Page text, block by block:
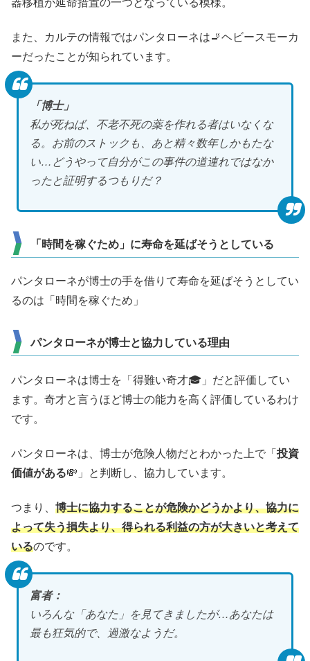
器移植が延命措置の一つとなっている模様。
また、カルテの情報ではパンタローネは🚬ヘビースモーカ
ーだったことが知られています。
「博士」
私が死ねば、不老不死の薬を作れる者はいなくな
る。お前のストックも、あと精々数年しかもたな
い…どうやって自分がこの事件の道連れではなか
ったと証明するつもりだ？
「時間を稼ぐため」に寿命を延ばそうとしている
パンタローネが博士の手を借りて寿命を延ばそうとしてい
るのは「時間を稼ぐため」
パンタローネが博士と協力している理由
パンタローネは博士を「得難い奇才🎓️」だと評価してい
ます。奇才と言うほど博士の能力を高く評価しているわけ
です。
パンタローネは、博士が危険人物だとわかった上で「 投資
価値がある💸」と判断し、協力しています。
つまり、 博士に協力することが危険かどうかより、協力に
よって失う損失より、得られる利益の方が大きいと考えて
いるのです。
富者：
いろんな「あなた」を見てきましたが…あなたは
最も狂気的で、過激なようだ。